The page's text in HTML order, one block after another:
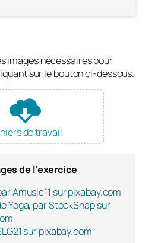
images nécessaires pour
sur le bouton ci-dessous.
de travail
de l’exercice
Amusic11 sur pixabay.com
Yoga, par StockSnap sur
sur pixabay.com